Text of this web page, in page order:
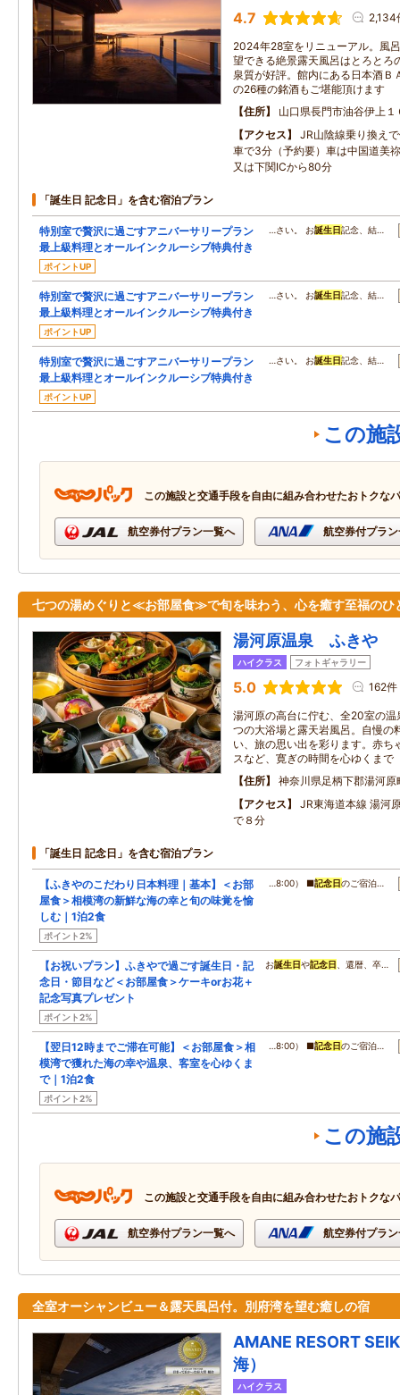
4.7 2,134
2024年28室をリニューアル。風
望できる絶景露天風呂はとろとろ
泉質が好評。館内にある日本酒Ｂ
の26種の銘酒もご堪能頂けます
住所
山口県長門市油谷伊上１
アクセス
JR山陰線乗り換え
車で3分（予約要）車は中国道美
又は下関ICから80分
「誕生日 記念日」を含む宿泊プラン
特別室で贅沢に過ごすアニバーサリープラン
最上級料理とオールインクルーシブ特典付き
ポイントUP
…さい。 お誕生日記念、結…
特別室で贅沢に過ごすアニバーサリープラン
最上級料理とオールインクルーシブ特典付き
ポイントUP
…さい。 お誕生日記念、結…
特別室で贅沢に過ごすアニバーサリープラン
最上級料理とオールインクルーシブ特典付き
ポイントUP
…さい。 お誕生日記念、結…
この施
この施設と交通手段を自由に組み合わせたおトクな
航空券付プラン一覧へ 航空券付プラ
七つの湯めぐりと≪お部屋食≫で旬を味わう、心を癒す至福のひ
湯河原温泉 ふきや
ハイクラス フォトギャラリー
5.0 162件
湯河原の高台に佇む、全20室の
つの大浴場と露天岩風呂。自慢の
い、旅の思い出を彩ります。赤ち
スなど、寛ぎの時間を心ゆくまで
住所
神奈川県足柄下郡湯河原
アクセス
JR東海道本線 湯河
で８分
「誕生日 記念日」を含む宿泊プラン
【ふきやのこだわり日本料理｜基本】＜お部
屋食＞相模湾の新鮮な海の幸と旬の味覚を愉
しむ｜1泊2食
ポイント2%
…8:00） ■記念日のご宿泊…
【お祝いプラン】ふきやで過ごす誕生日・記
念日・節目など＜お部屋食＞ケーキorお花＋
記念写真プレゼント
ポイント2%
お誕生日や記念日 、還暦、卒…
【翌日12時までご滞在可能】＜お部屋食＞相
模湾で獲れた海の幸や温泉、客室を心ゆくま
で｜1泊2食
ポイント2%
…8:00） ■記念日のご宿泊…
この施
この施設と交通手段を自由に組み合わせたおトクな
航空券付プラン一覧へ 航空券付プラ
全室オーシャンビュー＆露天風呂付。別府湾を望む癒しの宿
AMANE RESORT
海）
ハイクラス